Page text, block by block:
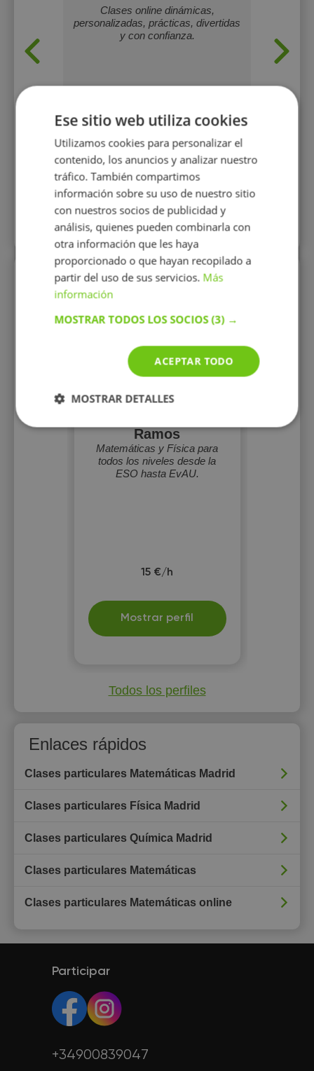
Clases online dinámicas,
personalizadas, prácticas, divertidas
y con confianza.
17 €/h
Mostrar perfil
Más perfiles similares
Perfiles vistos
Ramos
Matemáticas y Física para
todos los niveles desde la
ESO hasta EvAU.
15 €/h
Mostrar perfil
Todos los perfiles
Enlaces rápidos
Clases particulares Matemáticas Madrid
Clases particulares Física Madrid
Clases particulares Química Madrid
Clases particulares Matemáticas
Clases particulares Matemáticas online
Participar
+34900839047
Ese sitio web utiliza cookies
Utilizamos cookies para personalizar el
contenido, los anuncios y analizar nuestro
tráfico. También compartimos
información sobre su uso de nuestro sitio
con nuestros socios de publicidad y
análisis, quienes pueden combinarla con
otra información que les haya
proporcionado o que hayan recopilado a
partir del uso de sus servicios. Más
información
MOSTRAR TODOS LOS SOCIOS(3) →
ACEPTAR TODO
MOSTRAR DETALLES